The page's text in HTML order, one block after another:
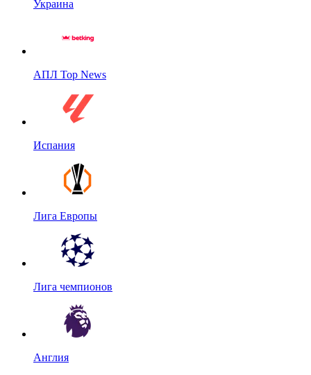
Украина
АПЛ Top News
Испания
Лига Европы
Лига чемпионов
Англия